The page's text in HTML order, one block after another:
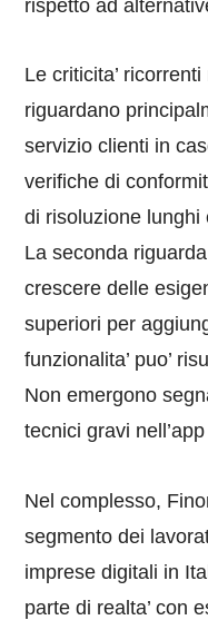
rispetto ad
Le criticita’
riguardano
servizio clienti in
verifiche di
di risoluzione lunghi
La seconda
crescere delle
superiori per
funzionalita’ puo’
Non emergono
tecnici gravi
Nel complesso,
segmento dei
imprese digitali in
parte di realta’ con